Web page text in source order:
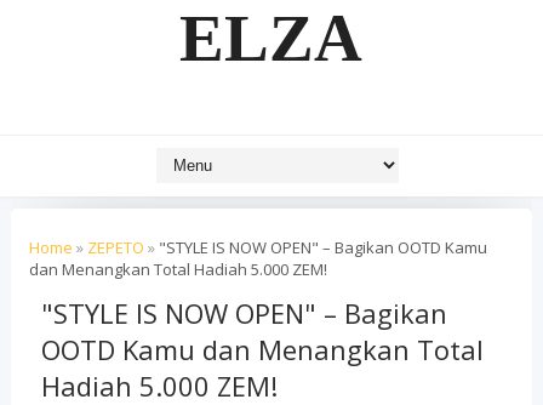
ELZA
Home » ZEPETO » "STYLE IS NOW OPEN" – Bagikan OOTD Kamu
dan Menangkan Total Hadiah 5.000 ZEM!
"STYLE IS NOW OPEN" – Bagikan
OOTD Kamu dan Menangkan Total
Hadiah 5.000 ZEM!